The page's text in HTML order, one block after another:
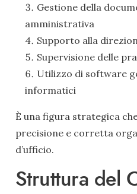
Gestione della
amministrativa
Supporto alla
Supervisione delle
Utilizzo di software
informatici
È una figura strategica
precisione e corretta
d’ufficio.
Struttura del